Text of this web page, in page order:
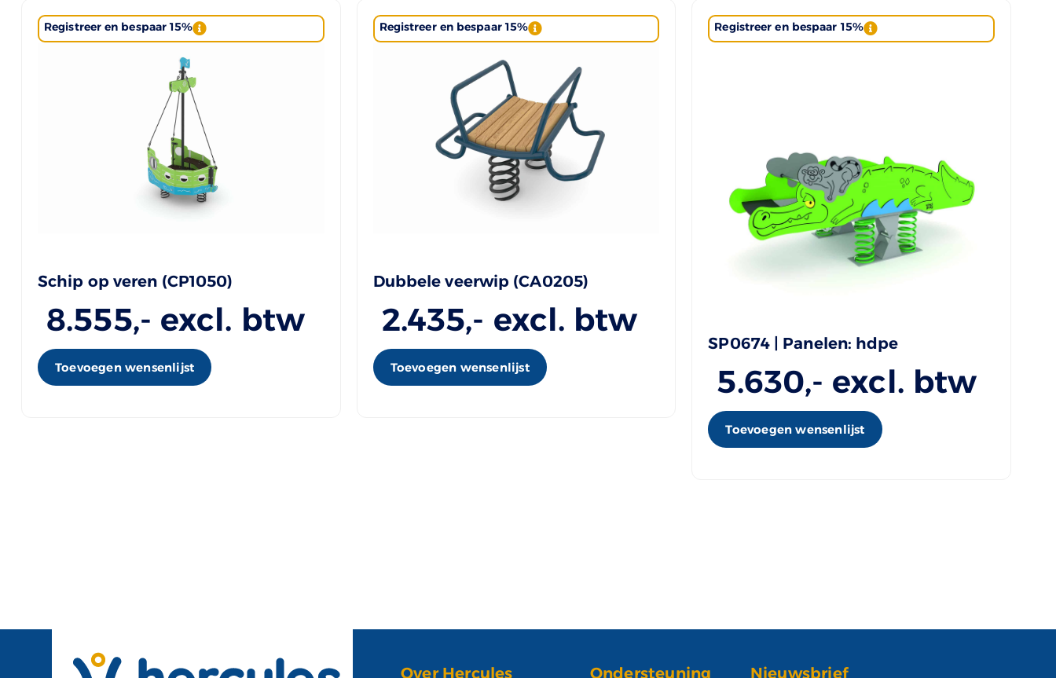
Registreer en bespaar 15%
Schip op veren (CP1050)
8.555,- excl. btw
Toevoegen wensenlijst
Registreer en bespaar 15%
Dubbele veerwip (CA0205)
2.435,- excl. btw
Toevoegen wensenlijst
Registreer en bespaar 15%
SP0674 | Panelen: hdpe
5.630,- excl. btw
Toevoegen wensenlijst
Over Hercules Ondersteuning Nieuwsbrief